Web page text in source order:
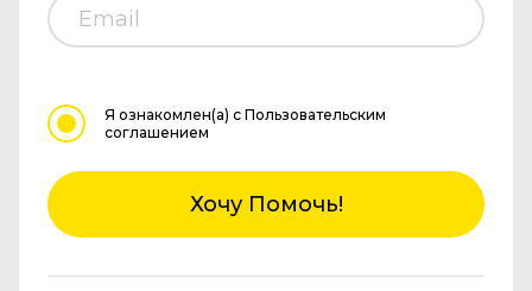
Я ознакомлен(а) с Пользовательским
соглашением
Хочу Помочь!